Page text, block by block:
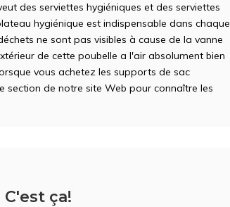
des serviettes hygiéniques et des serviettes
hygiénique est indispensable dans chaque
ne sont pas visibles à cause de la vanne
de cette poubelle a l'air absolument bien
vous achetez les supports de sac
section de notre site Web pour connaître les
C'est ça!